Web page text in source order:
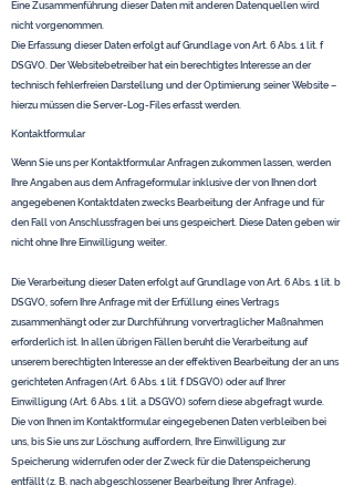
Eine Zusammenführung dieser Daten mit anderen Datenquellen wird
nicht vorgenommen.
Die Erfassung dieser Daten erfolgt auf Grundlage von Art. 6 Abs. 1 lit. f
DSGVO. Der Websitebetreiber hat ein berechtigtes Interesse an der
technisch fehlerfreien Darstellung und der Optimierung seiner Website –
hierzu müssen die Server-Log-Files erfasst werden.
Kontaktformular
Wenn Sie uns per Kontaktformular Anfragen zukommen lassen, werden
Ihre Angaben aus dem Anfrageformular inklusive der von Ihnen dort
angegebenen Kontaktdaten zwecks Bearbeitung der Anfrage und für
den Fall von Anschlussfragen bei uns gespeichert. Diese Daten geben wir
nicht ohne Ihre Einwilligung weiter.
Die Verarbeitung dieser Daten erfolgt auf Grundlage von Art. 6 Abs. 1 lit. b
DSGVO, sofern Ihre Anfrage mit der Erfüllung eines Vertrags
zusammenhängt oder zur Durchführung vorvertraglicher Maßnahmen
erforderlich ist. In allen übrigen Fällen beruht die Verarbeitung auf
unserem berechtigten Interesse an der effektiven Bearbeitung der an uns
gerichteten Anfragen (Art. 6 Abs. 1 lit. f DSGVO) oder auf Ihrer
Einwilligung (Art. 6 Abs. 1 lit. a DSGVO) sofern diese abgefragt wurde.
Die von Ihnen im Kontaktformular eingegebenen Daten verbleiben bei
uns, bis Sie uns zur Löschung auffordern, Ihre Einwilligung zur
Speicherung widerrufen oder der Zweck für die Datenspeicherung
entfällt (z. B. nach abgeschlossener Bearbeitung Ihrer Anfrage).